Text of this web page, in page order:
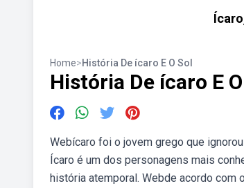
Home>História De ícaro E O Sol
História De ícaro E
Webícaro foi o jovem grego que
Ícaro é um dos personagens mais
história atemporal. Webde acordo